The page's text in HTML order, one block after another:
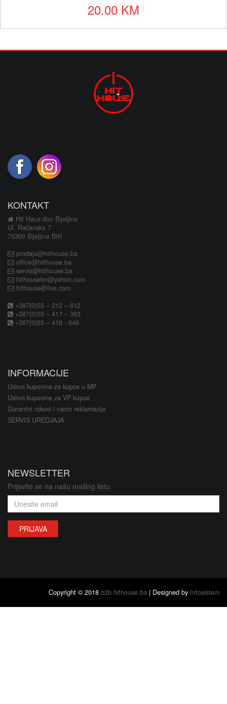
20.00 KM
KONTAKT
Hit Haus doo Bijeljina
Ul. Račanska 7
76300 Bijeljina BiH
prodaja@hithouse.ba
office@hithouse.ba
servis@hithouse.ba
hithousebn@yahoo.com
hithouse@live.com
+387(0)55 – 212 – 612
+387(0)55 – 417 – 363
+387(0)55 – 418 - 646
INFORMACIJE
Uslovi kupovine za kupce u MP
Uslovi kupovine za VP kupce
Garantni rokovi i nacin reklamacije
SERVIS UREDJAJA
NEWSLETTER
Prijavite se na našu mailing listu
PRIJAVA
Copyright © 2018 b2b.hithouse.ba | Designed by Infosistem